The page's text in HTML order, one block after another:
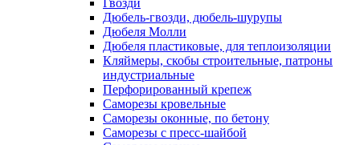
Гвозди
Дюбель-гвозди, дюбель-шурупы
Дюбеля Молли
Дюбеля пластиковые, для теплоизоляции
Кляймеры, скобы строительные, патроны
индустриальные
Перфорированный крепеж
Саморезы кровельные
Саморезы оконные, по бетону
Саморезы с пресс-шайбой